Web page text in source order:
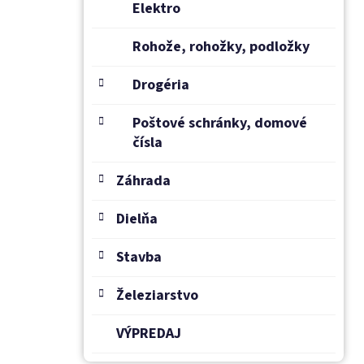
Elektro
Rohože, rohožky, podložky
Drogéria
Poštové schránky, domové
čísla
Záhrada
Dielňa
Stavba
Železiarstvo
VÝPREDAJ